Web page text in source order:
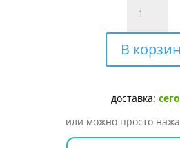
товара
Церебрал
р-
р
приёма
10мл
В
доставка:
или можно просто